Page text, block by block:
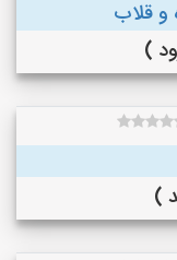
و قلاب